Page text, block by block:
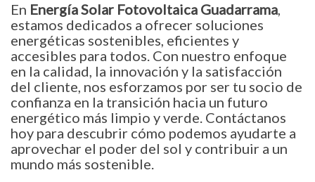
En Energía Solar Fotovoltaica Guadarrama,
estamos dedicados a ofrecer soluciones
energéticas sostenibles, eficientes y
accesibles para todos. Con nuestro enfoque
en la calidad, la innovación y la satisfacción
del cliente, nos esforzamos por ser tu socio de
confianza en la transición hacia un futuro
energético más limpio y verde. Contáctanos
hoy para descubrir cómo podemos ayudarte a
aprovechar el poder del sol y contribuir a un
mundo más sostenible.